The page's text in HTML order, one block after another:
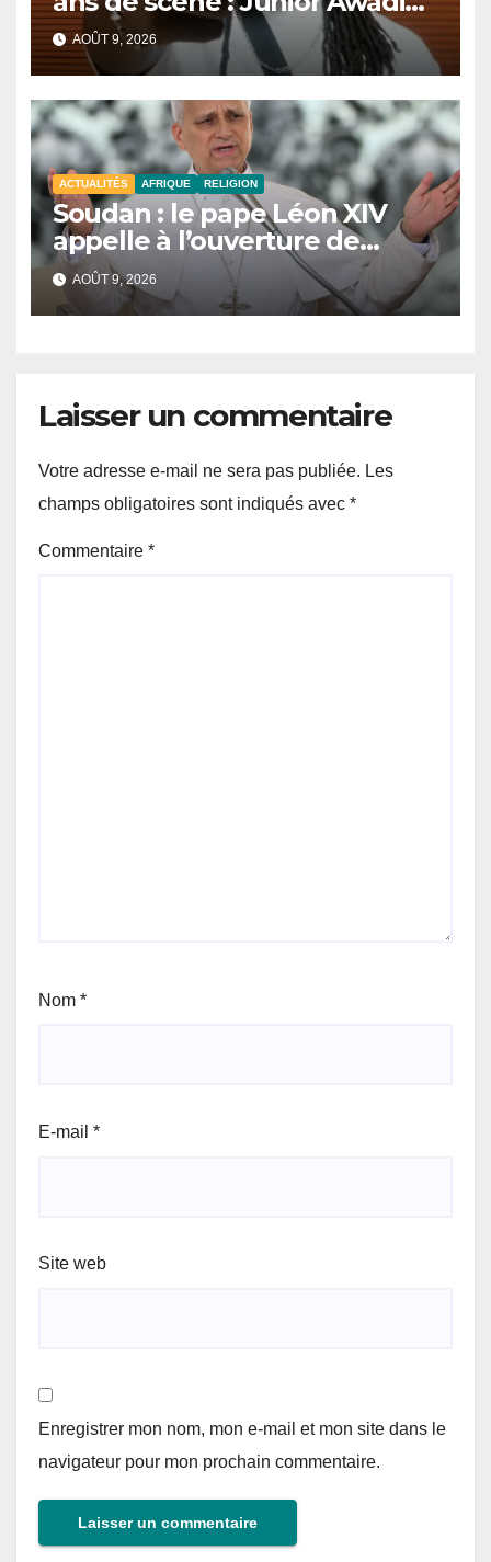
face à un héritage
générationnel
AOÛT 9, 2026
ACTUALITÉS AFRIQUE RELIGION
Soudan : le pape Léon XIV
appelle à l’ouverture de
couloirs humanitaires
AOÛT 9, 2026
Laisser un commentaire
Votre adresse e-mail ne sera pas publiée. Les
champs obligatoires sont indiqués avec *
Commentaire *
Nom *
E-mail *
Site web
Enregistrer mon nom, mon e-mail et mon site dans le
navigateur pour mon prochain commentaire.